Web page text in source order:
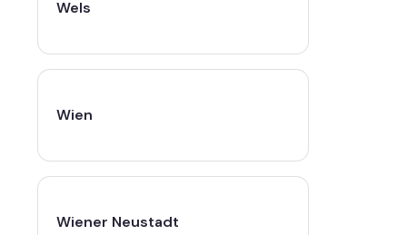
Wels
Wien
Wiener Neustadt